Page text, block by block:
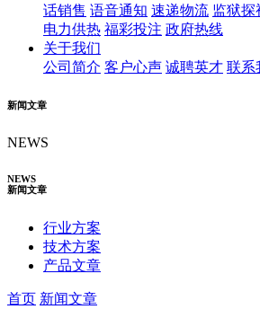
话销售 语音通知 速递物流 监狱探
电力供热 福彩投注 政府热线
关于我们
公司简介 客户心声 诚聘英才 联系
新闻文章
NEWS
NEWS
新闻文章
行业方案
技术方案
产品文章
首页 新闻文章